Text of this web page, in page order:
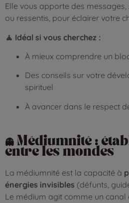
Elle vous apporte des
ou ressentis, pour éclairer votre
🧘 Idéal si vous cherchez :
À mieux comprendre un
Des conseils sur votre
spirituel
À avancer dans le respect
👻 Médiumnité :
entre les mondes
La médiumnité est la capacité à
énergies invisibles (défunts,
Le médium agit comme un canal